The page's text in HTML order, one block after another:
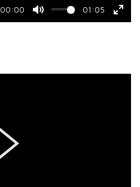
00:00
Mute
01:05
Play